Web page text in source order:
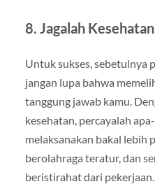
8. Jagalah Kesehatan
Untuk sukses, sebetulnya
jangan lupa bahwa
tanggung jawab kamu.
kesehatan, percayalah
melaksanakan bakal lebih
berolahraga teratur, dan
beristirahat dari pekerjaan.